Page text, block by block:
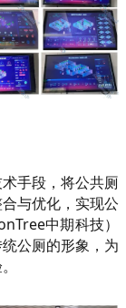
手段，将公共厕
与优化，实现公
中期科技）
公厕的形象，为